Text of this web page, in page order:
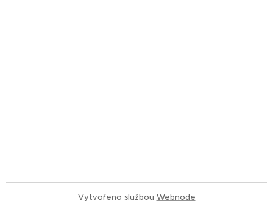
Vytvořeno službou Webnode